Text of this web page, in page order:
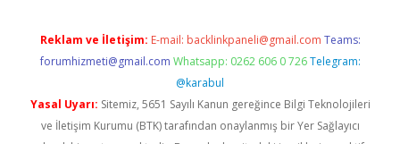
Reklam ve İletişim: E-mail: backlinkpaneli@gmail.com Teams:
forumhizmeti@gmail.com Whatsapp: 0262 606 0 726 Telegram:
@karabul
Yasal Uyarı: Sitemiz, 5651 Sayılı Kanun gereğince Bilgi Teknolojileri
ve İletişim Kurumu (BTK) tarafından onaylanmış bir Yer Sağlayıcı